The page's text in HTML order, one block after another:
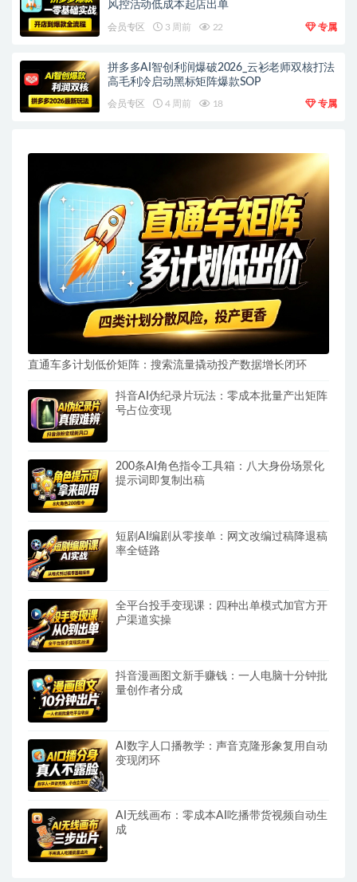
风控活动低成本起店出单
会员专区 3 周前 22 专属
拼多多AI智创利润爆破2026_云衫老师双核打法
高毛利冷启动黑标矩阵爆款SOP
会员专区 4 周前 18 专属
直通车多计划低价矩阵：搜索流量撬动投产数据增长闭环
抖音AI伪纪录片玩法：零成本批量产出矩阵
号占位变现
200条AI角色指令工具箱：八大身份场景化
提示词即复制出稿
短剧AI编剧从零接单：网文改编过稿降退稿
率全链路
全平台投手变现课：四种出单模式加官方开
户渠道实操
抖音漫画图文新手赚钱：一人电脑十分钟批
量创作者分成
AI数字人口播教学：声音克隆形象复用自动
变现闭环
AI无线画布：零成本AI吃播带货视频自动生
成